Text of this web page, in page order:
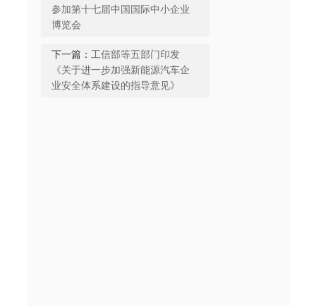
参加第十七届中国国际中小企业
博览会
下一篇： 工信部等五部门印发
《关于进一步加强新能源汽车企
业安全体系建设的指导意见》